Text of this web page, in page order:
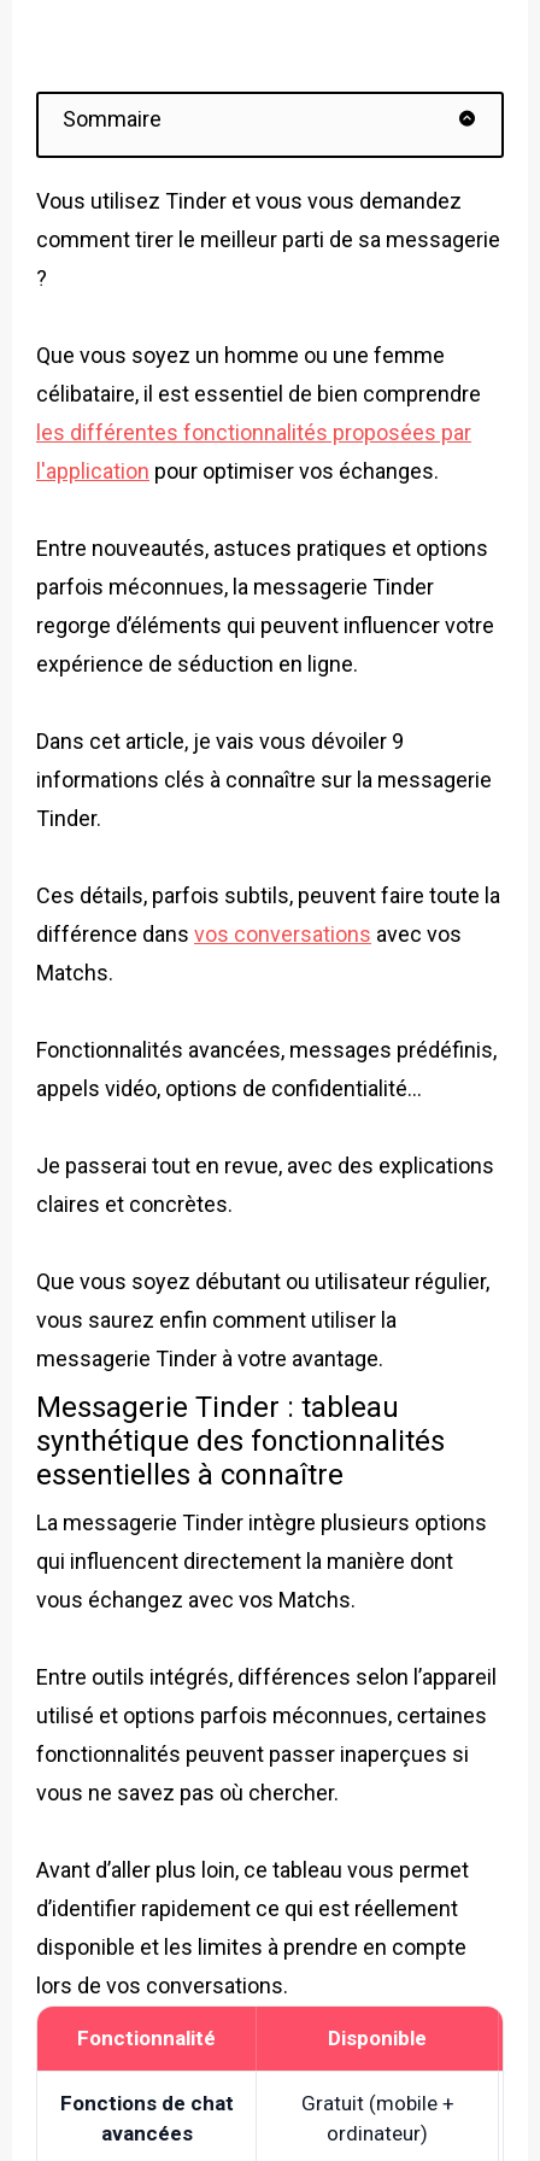
Sommaire
Vous utilisez Tinder et vous vous demandez
comment tirer le meilleur parti de sa messagerie
?
Que vous soyez un homme ou une femme
célibataire, il est essentiel de bien comprendre
les différentes fonctionnalités proposées par
l'application pour optimiser vos échanges.
Entre nouveautés, astuces pratiques et options
parfois méconnues, la messagerie Tinder
regorge d’éléments qui peuvent influencer votre
expérience de séduction en ligne.
Dans cet article, je vais vous dévoiler 9
informations clés à connaître sur la messagerie
Tinder.
Ces détails, parfois subtils, peuvent faire toute la
différence dans vos conversations avec vos
Matchs.
Fonctionnalités avancées, messages prédéfinis,
appels vidéo, options de confidentialité…
Je passerai tout en revue, avec des explications
claires et concrètes.
Que vous soyez débutant ou utilisateur régulier,
vous saurez enfin comment utiliser la
messagerie Tinder à votre avantage.
Messagerie Tinder : tableau
synthétique des fonctionnalités
essentielles à connaître
La messagerie Tinder intègre plusieurs options
qui influencent directement la manière dont
vous échangez avec vos Matchs.
Entre outils intégrés, différences selon l’appareil
utilisé et options parfois méconnues, certaines
fonctionnalités peuvent passer inaperçues si
vous ne savez pas où chercher.
Avant d’aller plus loin, ce tableau vous permet
d’identifier rapidement ce qui est réellement
disponible et les limites à prendre en compte
lors de vos conversations.
Fonctionnalité Disponible
Fonctions de chat
avancées
Gratuit (mobile +
ordinateur)